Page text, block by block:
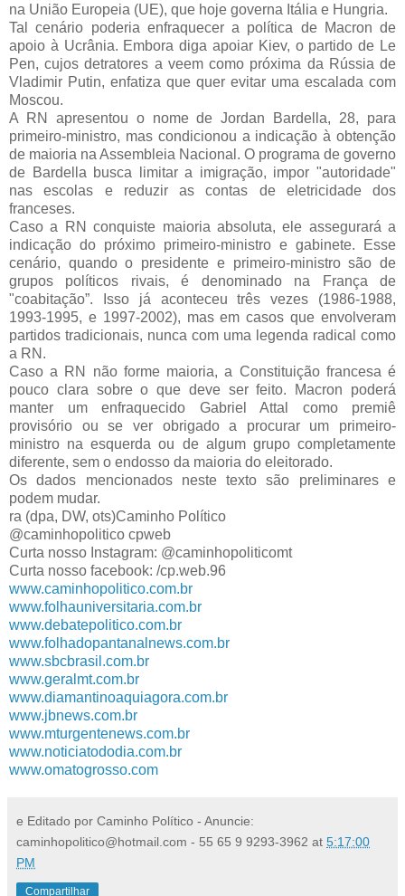
na União Europeia (UE), que hoje governa Itália e Hungria.
Tal cenário poderia enfraquecer a política de Macron de
apoio à Ucrânia. Embora diga apoiar Kiev, o partido de Le
Pen, cujos detratores a veem como próxima da Rússia de
Vladimir Putin, enfatiza que quer evitar uma escalada com
Moscou.
A RN apresentou o nome de Jordan Bardella, 28, para
primeiro-ministro, mas condicionou a indicação à obtenção
de maioria na Assembleia Nacional. O programa de governo
de Bardella busca limitar a imigração, impor "autoridade"
nas escolas e reduzir as contas de eletricidade dos
franceses.
Caso a RN conquiste maioria absoluta, ele assegurará a
indicação do próximo primeiro-ministro e gabinete. Esse
cenário, quando o presidente e primeiro-ministro são de
grupos políticos rivais, é denominado na França de
"coabitação”. Isso já aconteceu três vezes (1986-1988,
1993-1995, e 1997-2002), mas em casos que envolveram
partidos tradicionais, nunca com uma legenda radical como
a RN.
Caso a RN não forme maioria, a Constituição francesa é
pouco clara sobre o que deve ser feito. Macron poderá
manter um enfraquecido Gabriel Attal como premiê
provisório ou se ver obrigado a procurar um primeiro-
ministro na esquerda ou de algum grupo completamente
diferente, sem o endosso da maioria do eleitorado.
Os dados mencionados neste texto são preliminares e
podem mudar.
ra (dpa, DW, ots)Caminho Político
@caminhopolitico cpweb
Curta nosso Instagram: @caminhopoliticomt
Curta nosso facebook: /cp.web.96
www.caminhopolitico.com.br
www.folhauniversitaria.com.br
www.debatepolitico.com.br
www.folhadopantanalnews.com.br
www.sbcbrasil.com.br
www.geralmt.com.br
www.diamantinoaquiagora.com.br
www.jbnews.com.br
www.mturgentenews.com.br
www.noticiatododia.com.br
www.omatogrosso.com
e Editado por Caminho Político - Anuncie:
caminhopolitico@hotmail.com - 55 65 9 9293-3962 at 5:17:00
PM
Compartilhar